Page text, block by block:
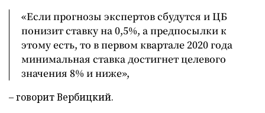
«Если прогнозы экспертов сбудутся и ЦБ
понизит ставку на 0,5%, а предпосылки к
этому есть, то в первом квартале 2020 года
минимальная ставка достигнет целевого
значения 8% и ниже»,
– говорит Вербицкий.